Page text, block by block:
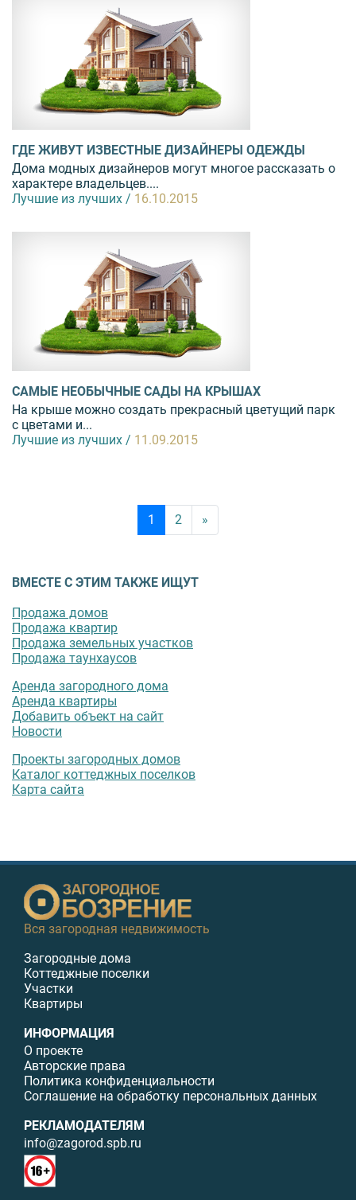
ГДЕ ЖИВУТ ИЗВЕСТНЫЕ ДИЗАЙНЕРЫ ОДЕЖДЫ
Дома модных дизайнеров могут многое рассказать о
характере владельцев....
Лучшие из лучших / 16.10.2015
САМЫЕ НЕОБЫЧНЫЕ САДЫ НА КРЫШАХ
На крыше можно создать прекрасный цветущий парк
с цветами и...
Лучшие из лучших / 11.09.2015
1 2 »
ВМЕСТЕ С ЭТИМ ТАКЖЕ ИЩУТ
Продажа домов
Продажа квартир
Продажа земельных участков
Продажа таунхаусов
Аренда загородного дома
Аренда квартиры
Добавить объект на сайт
Новости
Проекты загородных домов
Каталог коттеджных поселков
Карта сайта
Вся загородная недвижимость
Загородные дома
Коттеджные поселки
Участки
Квартиры
ИНФОРМАЦИЯ
О проекте
Авторские права
Политика конфиденциальности
Соглашение на обработку персональных данных
РЕКЛАМОДАТЕЛЯМ
info@zagorod.spb.ru